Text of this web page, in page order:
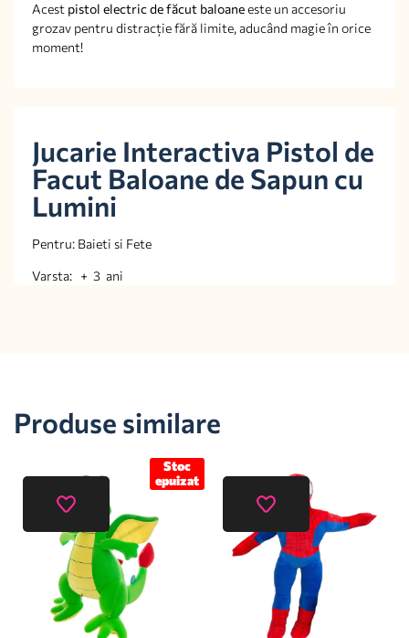
Acest pistol electric de făcut baloaneeste un accesoriu
grozav pentru distracție fără limite, aducând magie în orice
moment!
Jucarie Interactiva Pistol de
Facut Baloane de Sapun cu
Lumini
Pentru: Baieti si Fete
Varsta: + 3 ani
Produse similare
Stoc
epuizat